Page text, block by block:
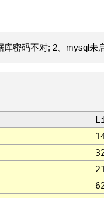
密码不对; 2、mysql未